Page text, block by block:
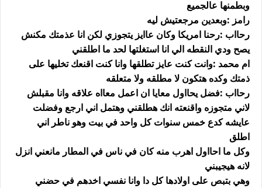
وبطمنها عالجميع
رامز :وبعدين مرجعتيش ليه
رحااب :رحنا امريكا وكان عاايز يتجوزي لكن انا عذمتك مكنش
يصح ودي النقطه الي انا استغلتها لحد ما اطلقني
ام محمد :وانت كنت عايز تطلقها وانا كنت اقنعك تخليها على
ذمتك وكده هتكون لا مطلقه ولا متعلقه
رحااب :فضل يحااول معايا ان اعمل معااه علاقه وانا مقبلش
لاني متجوزه واقنعته انك هطلقني وهتمل اني ارجع وفضلت
عايشه كدع خمس سنوات كل واحد في بيت وهو ناطر اني
اطلق
وكل ما احااول اهرب منه كان في ناس في المطار مانعني انزل
لانه هيجيبني
وهي بتبص على اولادها كل دا وانا نفسي اخدهم في حضني